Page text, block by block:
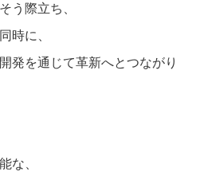
う際立ち、
時に、
発を通じて革新へとつながり
な、